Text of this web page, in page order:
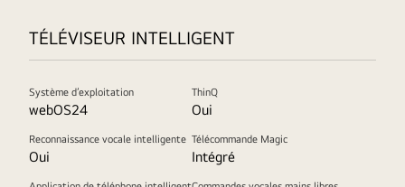
TÉLÉVISEUR INTELLIGENT
Système d’exploitation
webOS24
ThinQ
Oui
Reconnaissance vocale intelligente
Oui
Télécommande Magic
Intégré